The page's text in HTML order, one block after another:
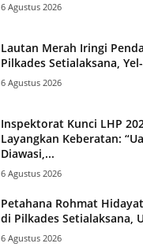
6 Agustus 2026
Lautan Merah Iringi
Pilkades Setialaksana,
6 Agustus 2026
Inspektorat Kunci LHP
Layangkan Keberatan:
Diawasi,...
6 Agustus 2026
Petahana Rohmat
di Pilkades Setialaksana,
6 Agustus 2026